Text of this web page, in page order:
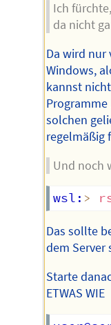
Ich
da nicht
Da wird nur
Windows,
kannst
solchen
regelmäßig
Und noch
wsl: >
Das sollte
dem Server
Starte
ETWAS WIE